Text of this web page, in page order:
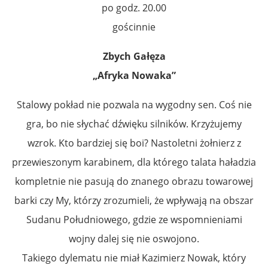
po godz. 20.00
gościnnie
Zbych Gałęza
„Afryka Nowaka”
Stalowy pokład nie pozwala na wygodny sen. Coś nie
gra, bo nie słychać dźwięku silników. Krzyżujemy
wzrok. Kto bardziej się boi? Nastoletni żołnierz z
przewieszonym karabinem, dla którego talata haładzia
kompletnie nie pasują do znanego obrazu towarowej
barki czy My, którzy zrozumieli, że wpływają na obszar
Sudanu Południowego, gdzie ze wspomnieniami
wojny dalej się nie oswojono.
Takiego dylematu nie miał Kazimierz Nowak, który